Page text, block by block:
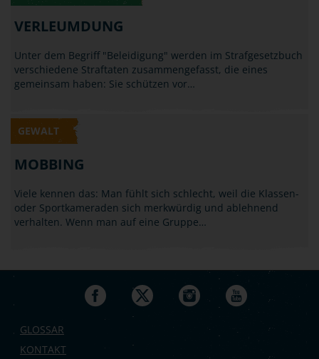
VERLEUMDUNG
Unter dem Begriff "Beleidigung" werden im Strafgesetzbuch
verschiedene Straftaten zusammengefasst, die eines
gemeinsam haben: Sie schützen vor…
GEWALT
MOBBING
Viele kennen das: Man fühlt sich schlecht, weil die Klassen-
oder Sportkameraden sich merkwürdig und ablehnend
verhalten. Wenn man auf eine Gruppe…
GLOSSAR
KONTAKT